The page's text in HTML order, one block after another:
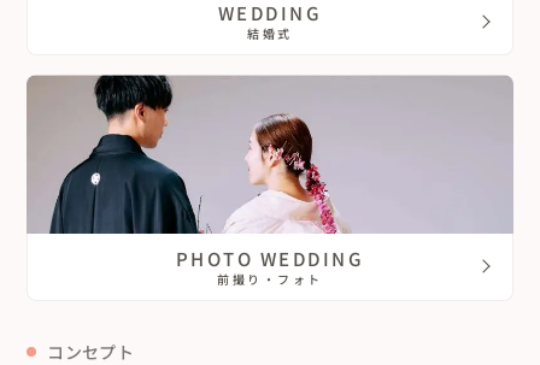
WEDDING
結婚式
PHOTO WEDDING
前撮り・フォト
コンセプト